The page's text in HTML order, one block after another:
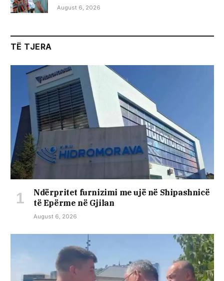
August 6, 2026
TË TJERA
Ndërpritet furnizimi me ujë në Shipashnicë
të Epërme në Gjilan
August 6, 2026